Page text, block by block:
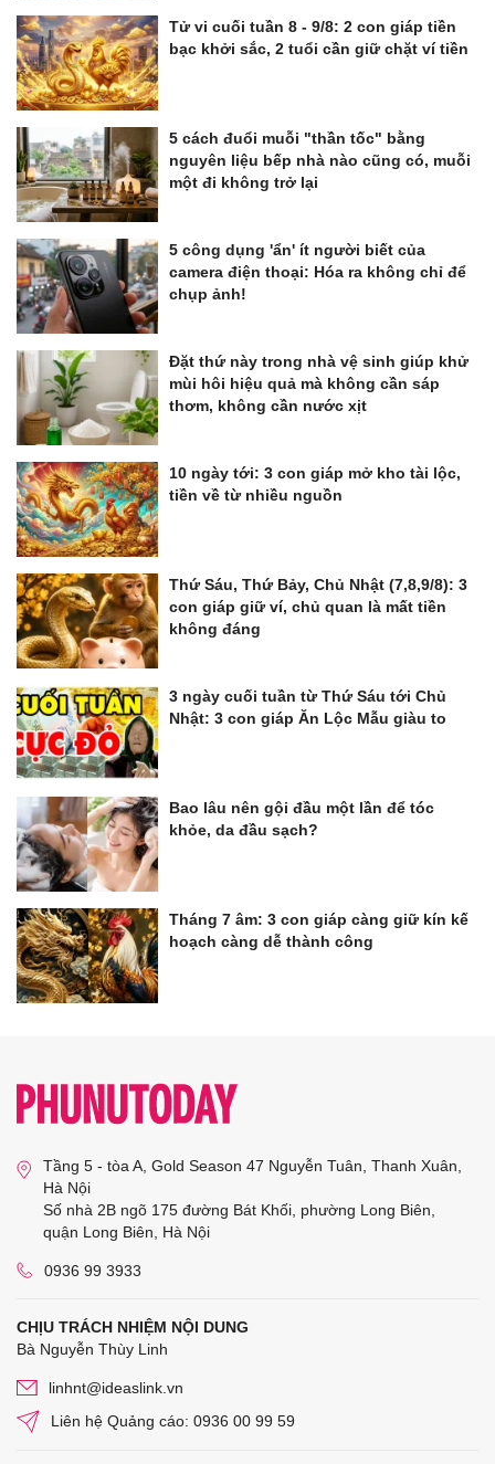
Tử vi cuối tuần 8 - 9/8: 2 con giáp tiền
bạc khởi sắc, 2 tuổi cần giữ chặt ví tiền
5 cách đuổi muỗi "thần tốc" bằng
nguyên liệu bếp nhà nào cũng có, muỗi
một đi không trở lại
5 công dụng 'ẩn' ít người biết của
camera điện thoại: Hóa ra không chỉ để
chụp ảnh!
Đặt thứ này trong nhà vệ sinh giúp khử
mùi hôi hiệu quả mà không cần sáp
thơm, không cần nước xịt
10 ngày tới: 3 con giáp mở kho tài lộc,
tiền về từ nhiều nguồn
Thứ Sáu, Thứ Bảy, Chủ Nhật (7,8,9/8): 3
con giáp giữ ví, chủ quan là mất tiền
không đáng
3 ngày cuối tuần từ Thứ Sáu tới Chủ
Nhật: 3 con giáp Ăn Lộc Mẫu giàu to
Bao lâu nên gội đầu một lần để tóc
khỏe, da đầu sạch?
Tháng 7 âm: 3 con giáp càng giữ kín kế
hoạch càng dễ thành công
Tầng 5 - tòa A, Gold Season 47 Nguyễn Tuân, Thanh Xuân,
Hà Nội
Số nhà 2B ngõ 175 đường Bát Khối, phường Long Biên,
quận Long Biên, Hà Nội
0936 99 3933
CHỊU TRÁCH NHIỆM NỘI DUNG
Bà Nguyễn Thùy Linh
linhnt@ideaslink.vn
Liên hệ Quảng cáo: 0936 00 99 59